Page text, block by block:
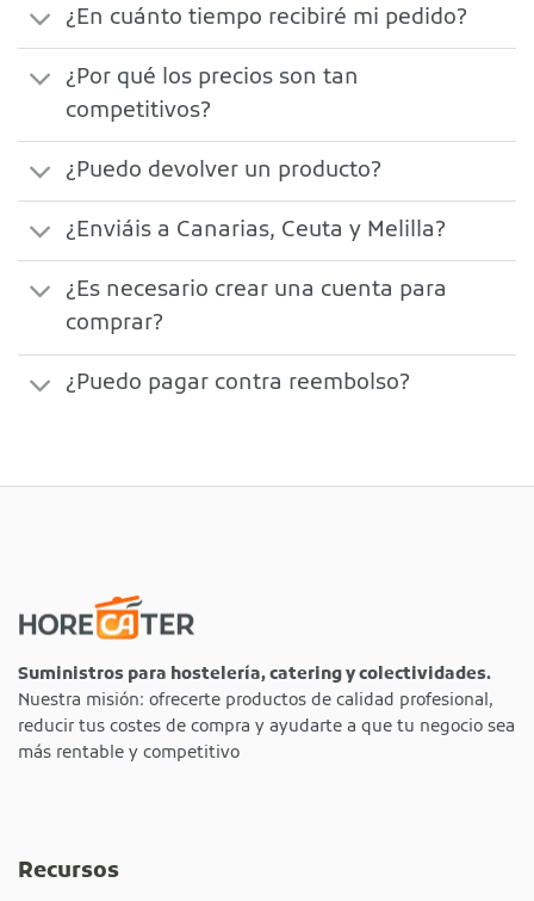
¿En cuánto tiempo recibiré mi pedido?
¿Por qué los precios son tan
competitivos?
¿Puedo devolver un producto?
¿Enviáis a Canarias, Ceuta y Melilla?
¿Es necesario crear una cuenta para
comprar?
¿Puedo pagar contra reembolso?
Suministros para hostelería, catering y colectividades.
Nuestra misión: ofrecerte productos de calidad profesional,
reducir tus costes de compra y ayudarte a que tu negocio sea
más rentable y competitivo
Recursos